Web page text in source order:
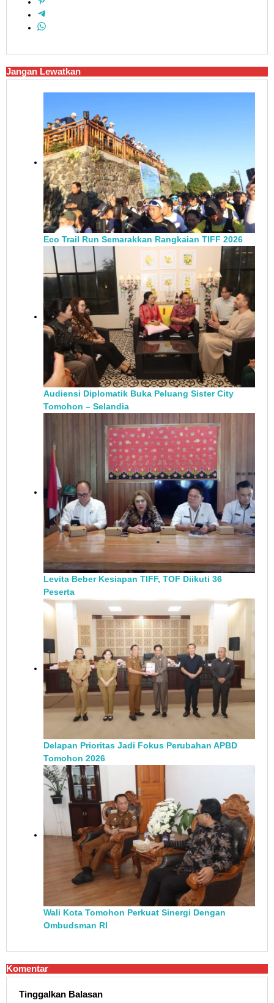
Jangan Lewatkan
Eco Trail Run Semarakkan Rangkaian TIFF 2026
Audiensi Diplomatik Buka Peluang Sister City
Tomohon – Selandia
Levita Beber Kesiapan TIFF, TOF Diikuti 36
Peserta
Delapan Prioritas Jadi Fokus Perubahan APBD
Tomohon 2026
Wali Kota Tomohon Perkuat Sinergi Dengan
Ombudsman RI
Komentar
Tinggalkan Balasan